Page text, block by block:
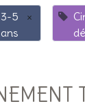
3-5
ans
×